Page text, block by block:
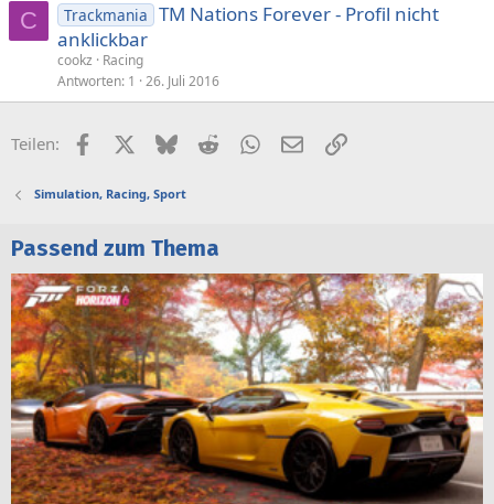
C Trackmania TM Nations Forever - Profil nicht
anklickbar
cookz
Racing
Antworten 1 26. Juli 2016
Teilen: FacebookX (Twitter)
BlueskyRedditWhatsApp
E-MailLink
Simulation, Racing, Sport
Passend zum Thema